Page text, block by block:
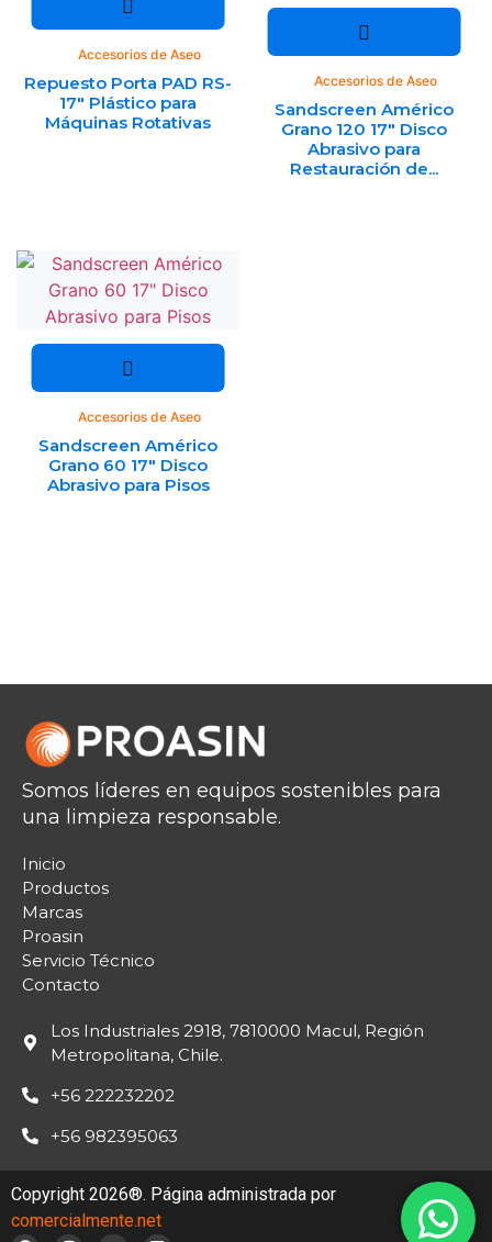
Accesorios de Aseo
Repuesto Porta PAD RS-
17″ Plástico para
Máquinas Rotativas
Accesorios de Aseo
Sandscreen Américo
Grano 120 17″ Disco
Abrasivo para
Restauración de...
Accesorios de Aseo
Sandscreen Américo
Grano 60 17″ Disco
Abrasivo para Pisos
Somos líderes en equipos sostenibles para
una limpieza responsable.
Inicio
Productos
Marcas
Proasin
Servicio Técnico
Contacto
Los Industriales 2918, 7810000 Macul, Región
Metropolitana, Chile.
+56 222232202
+56 982395063
Copyright 2026®. Página administrada por
comercialmente.net